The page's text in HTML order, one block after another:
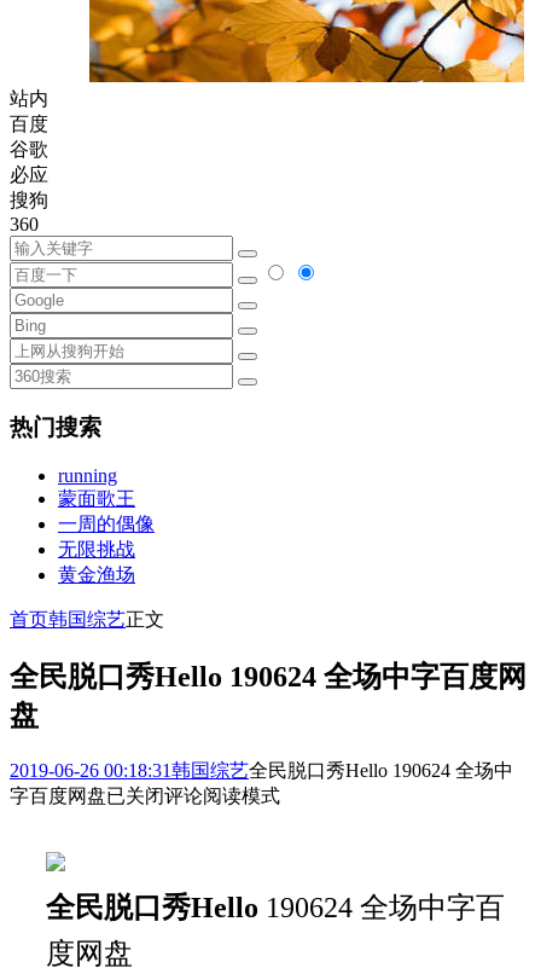
站内
百度
谷歌
必应
搜狗
360
热门搜索
running
蒙面歌王
一周的偶像
无限挑战
黄金渔场
首页韩国综艺正文
全民脱口秀Hello 190624 全场中字百度网
盘
2019-06-26 00:18:31韩国综艺全民脱口秀Hello 190624 全场中
字百度网盘已关闭评论阅读模式
全民脱口秀Hello 190624 全场中字百
度网盘